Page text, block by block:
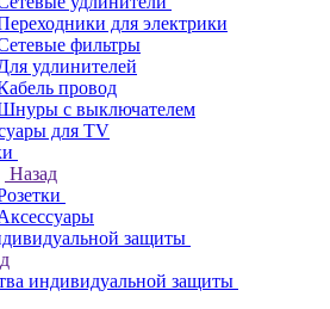
для электрики
фильтры
удлинителей
провод
с выключателем
для TV
Назад
защиты
индивидуальной защиты